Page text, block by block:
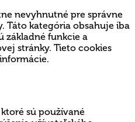
nevyhnutné pre správne
Táto kategória obsahuje iba
základné funkcie a
stránky. Tieto cookies
sú používané